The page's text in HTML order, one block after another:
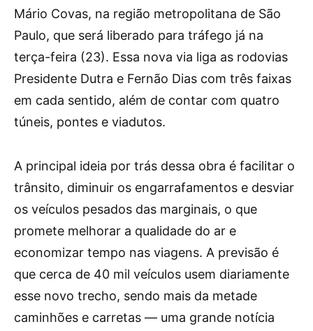
Mário Covas, na região metropolitana de São
Paulo, que será liberado para tráfego já na
terça-feira (23). Essa nova via liga as rodovias
Presidente Dutra e Fernão Dias com três faixas
em cada sentido, além de contar com quatro
túneis, pontes e viadutos.
A principal ideia por trás dessa obra é facilitar o
trânsito, diminuir os engarrafamentos e desviar
os veículos pesados das marginais, o que
promete melhorar a qualidade do ar e
economizar tempo nas viagens. A previsão é
que cerca de 40 mil veículos usem diariamente
esse novo trecho, sendo mais da metade
caminhões e carretas — uma grande notícia